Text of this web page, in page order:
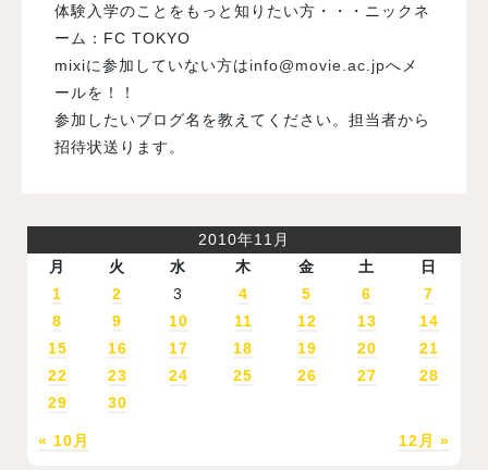
体験入学のことをもっと知りたい方・・・ニックネ
ーム：FC TOKYO
mixiに参加していない方はinfo@movie.ac.jpへメ
ールを！！
参加したいブログ名を教えてください。担当者から
招待状送ります。
2010年11月
月
火 水 木 金 土 日
« 10月 12月 »
1 2 3 4 5 6
7
8
9 10 11 12 13
14
15
16 17 18 19 20
21
22
23 24 25 26 27
28
29
30